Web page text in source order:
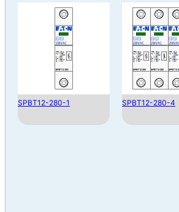
SPBT12-280-1 SPBT12-280-4